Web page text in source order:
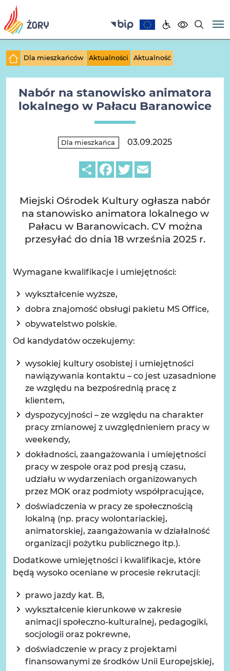
Dla mieszkańców Aktualności Aktualność
Nabór na stanowisko animatora
lokalnego w Pałacu Baranowice
Dla mieszkańca 03.09.2025
ShareFacebook
Twitter
Miejski Ośrodek Kultury ogłasza nabór
na stanowisko animatora lokalnego w
Pałacu w Baranowicach. CV można
przesyłać do dnia 18 września 2025 r.
Wymagane kwalifikacje i umiejętności:
wykształcenie wyższe,
dobra znajomość obsługi pakietu MS Office,
obywatelstwo polskie.
Od kandydatów oczekujemy:
wysokiej kultury osobistej i umiejętności
nawiązywania kontaktu – co jest uzasadnione
ze względu na bezpośrednią pracę z
klientem,
dyspozycyjności – ze względu na charakter
pracy zmianowej z uwzględnieniem pracy w
weekendy,
dokładności, zaangażowania i umiejętności
pracy w zespole oraz pod presją czasu,
udziału w wydarzeniach organizowanych
przez MOK oraz podmioty współpracujące,
doświadczenia w pracy ze społecznością
lokalną (np. pracy wolontariackiej,
animatorskiej, zaangażowania w działalność
organizacji pożytku publicznego itp.).
Dodatkowe umiejętności i kwalifikacje, które
będą wysoko oceniane w procesie rekrutacji:
prawo jazdy kat. B,
wykształcenie kierunkowe w zakresie
animacji społeczno-kulturalnej, pedagogiki,
socjologii oraz pokrewne,
doświadczenie w pracy z projektami
finansowanymi ze środków Unii Europejskiej,